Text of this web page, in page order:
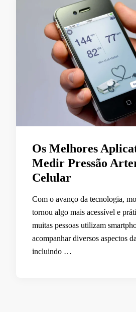
Os Melhores
Medir Pressão
Celular
Com o avanço da tecnologia,
tornou algo mais acessível e
muitas pessoas utilizam
acompanhar diversos aspectos
incluindo …